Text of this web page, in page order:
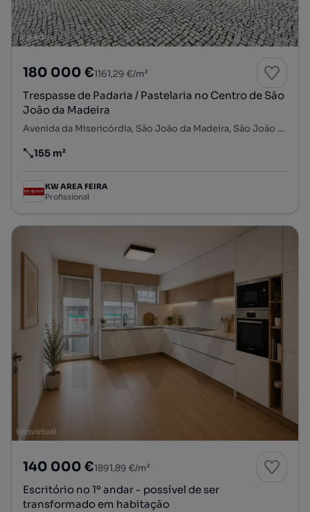
180 000 €1161,29 €/m²
Trespasse de Padaria / Pastelaria no Centro de São
João da Madeira
Avenida da Misericórdia, São João da Madeira, São João da Madeira, Aveiro
Preço por metro quadrado
155 m²
KW AREA FEIRA
Profissional
140 000 €1891,89 €/m²
Escritório no 1º andar - possível de ser
transformado em habitação